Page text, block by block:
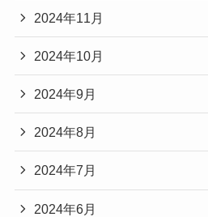
2024年11月
2024年10月
2024年9月
2024年8月
2024年7月
2024年6月